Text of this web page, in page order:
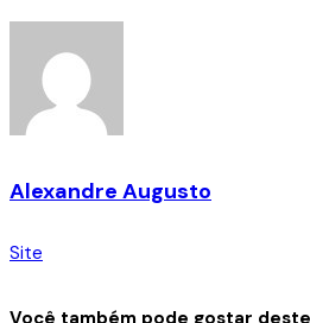
Alexandre Augusto
Site